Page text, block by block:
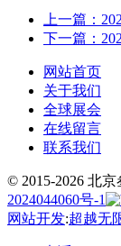
上一篇：
下一篇：
网站首页
关于我们
全球展会
在线留言
联系我们
© 2015-2026 北
2024044060号-1
网站开发:超越无